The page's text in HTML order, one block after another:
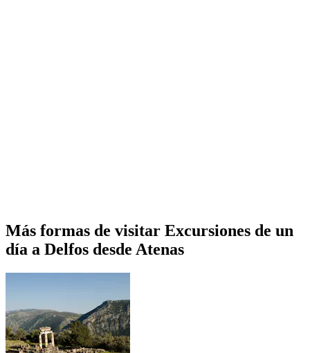
Más formas de visitar Excursiones de un
día a Delfos desde Atenas